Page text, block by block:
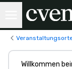
Willkommen